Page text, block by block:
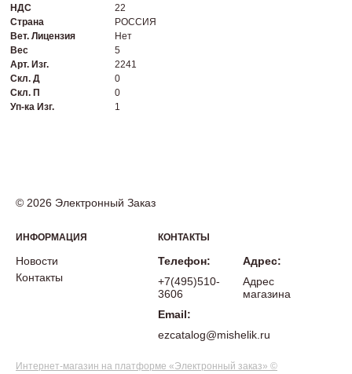
НДС
22
Страна
РОССИЯ
Вет. Лицензия
Нет
Вес
5
Арт. Изг.
2241
Скл. Д
0
Скл. П
0
Уп-ка Изг.
1
© 2026 Электронный Заказ
ИНФОРМАЦИЯ
Новости
Контакты
КОНТАКТЫ
Телефон:
+7(495)510-
3606
Email:
ezcatalog@mishelik.ru
Адрес:
Адрес
магазина
Интернет-магазин на платформе «Электронный заказ» ©